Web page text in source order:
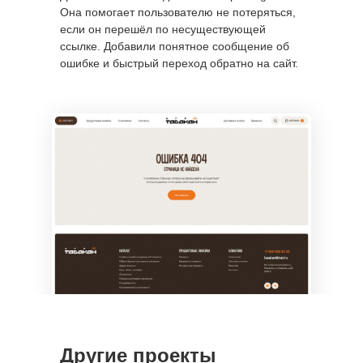
Она помогает пользователю не потеряться,
если он перешёл по несуществующей
ссылке. Добавили понятное сообщение об
ошибке и быстрый переход обратно на сайт.
Другие проекты
SMM-продвижение
Контекстная реклама
Продвижение Вконтакте
Ведение и продвижение MAX
Продвижение Telegram
Продвижение личного бренда
Разработка SMM-стратегии
Продвижение TenChat
Продвижение Instagram
Продвижение Facebook